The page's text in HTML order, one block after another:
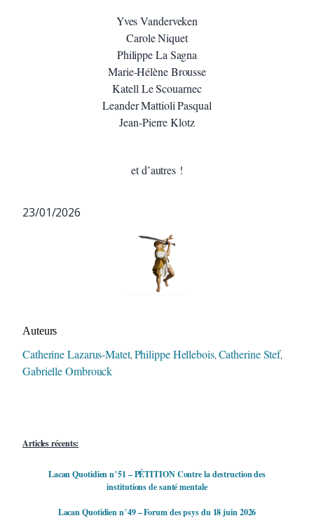
Yves Vanderveken
Carole Niquet
Philippe La Sagna
Marie-Hélène Brousse
Katell Le Scouarnec
Leander Mattioli Pasqual
Jean-Pierre Klotz
et d’autres !
23/01/2026
Auteurs
Catherine Lazarus-Matet, Philippe Hellebois, Catherine Stef,
Gabrielle Ombrouck
Articles récents:
Lacan Quotidien n°51 – PÉTITION Contre la destruction des
institutions de santé mentale
Lacan Quotidien n°49 – Forum des psys du 18 juin 2026